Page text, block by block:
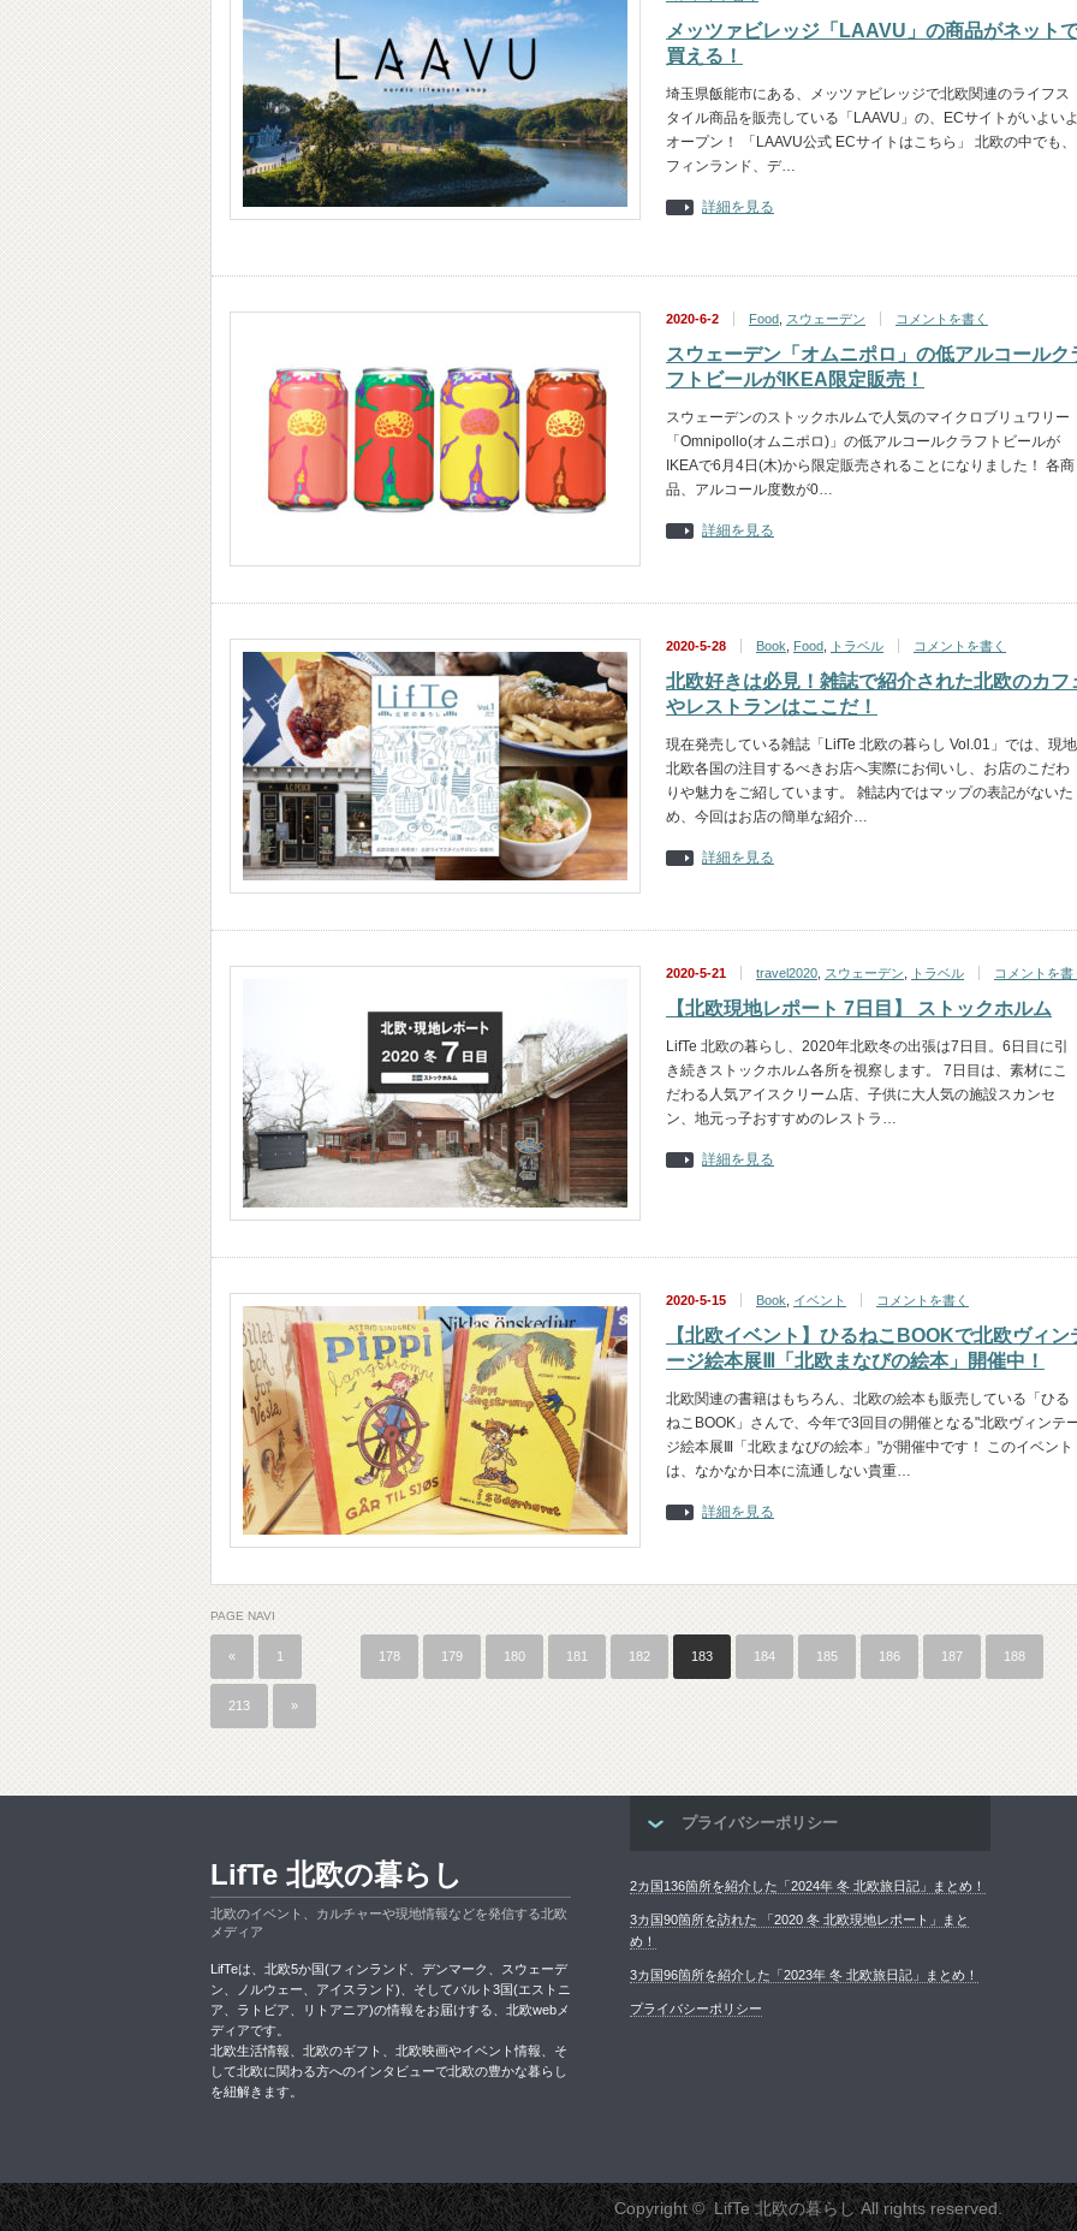
メッツァビレッジ「LAAVU」の商品がネット
買える！
埼玉県飯能市にある、メッツァビレッジで北欧関連のライフス
タイル商品を販売している「LAAVU」の、ECサイトがいよい
オープン！ 「LAAVU公式 ECサイトはこちら」 北欧の中でも、
フィンランド、デ…
詳細を見る
2020-6-2 Food スウェーデン コメントを書く
スウェーデン「オムニポロ」の低アルコールク
フトビールがIKEA限定販売！
スウェーデンのストックホルムで人気のマイクロブリュワリー
「Omnipollo(オムニポロ)」の低アルコールクラフトビールが
IKEAで6月4日(木)から限定販売されることになりました！ 各商
品、アルコール度数が0…
詳細を見る
2020-5-28 Book Food トラベル コメントを書く
北欧好きは必見！雑誌で紹介された北欧のカフ
やレストランはここだ！
現在発売している雑誌「LifTe 北欧の暮らし Vol.01」では、現地
北欧各国の注目するべきお店へ実際にお伺いし、お店のこだわ
りや魅力をご紹しています。 雑誌内ではマップの表記がないた
め、今回はお店の簡単な紹介…
詳細を見る
2020-5-21 travel2020 スウェーデン トラベル コメントを書
【北欧現地レポート 7日目】 ストックホルム
LifTe 北欧の暮らし、2020年北欧冬の出張は7日目。6日目に引
き続きストックホルム各所を視察します。 7日目は、素材にこ
だわる人気アイスクリーム店、子供に大人気の施設スカンセ
ン、地元っ子おすすめのレストラ…
詳細を見る
2020-5-15 Book イベント コメントを書く
【北欧イベント】ひるねこBOOKで北欧ヴィン
ージ絵本展Ⅲ「北欧まなびの絵本」開催中！
北欧関連の書籍はもちろん、北欧の絵本も販売している「ひる
ねこBOOK」さんで、今年で3回目の開催となる"北欧ヴィンテ
ジ絵本展Ⅲ「北欧まなびの絵本」"が開催中です！ このイベント
は、なかなか日本に流通しない貴重…
詳細を見る
PAGE NAVI
« 1 178 179 180 181 182 183 184 185 186 187 188
213 »
プライバシーポリシー
2カ国136箇所を紹介した「2024年 冬 北欧旅日記」まとめ！
3カ国90箇所を訪れた 「2020 冬 北欧現地レポート」まと
め！
3カ国96箇所を紹介した「2023年 冬 北欧旅日記」まとめ！
プライバシーポリシー
LifTe 北欧の暮らし
北欧のイベント、カルチャーや現地情報などを発信する北欧
メディア
LifTeは、北欧5か国(フィンランド、デンマーク、スウェーデ
ン、ノルウェー、アイスランド)、そしてバルト3国(エストニ
ア、ラトビア、リトアニア)の情報をお届けする、北欧webメ
ディアです。
北欧生活情報、北欧のギフト、北欧映画やイベント情報、そ
して北欧に関わる方へのインタビューで北欧の豊かな暮らし
を紐解きます。
Copyright ©LifTe 北欧の暮らしAll rights reserved.